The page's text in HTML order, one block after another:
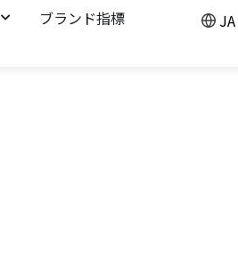
ブランド指標 JA